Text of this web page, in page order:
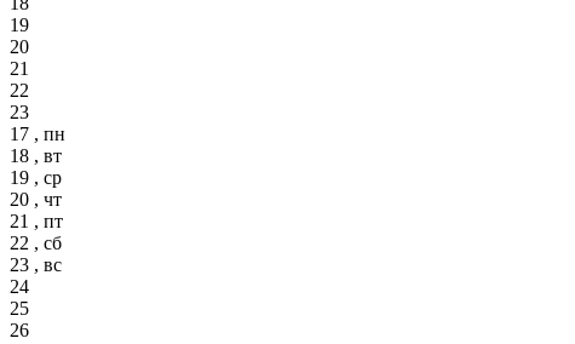
19
20
21
22
23
17 , пн
18 , вт
19 , ср
20 , чт
21 , пт
22 , сб
23 , вс
24
25
26